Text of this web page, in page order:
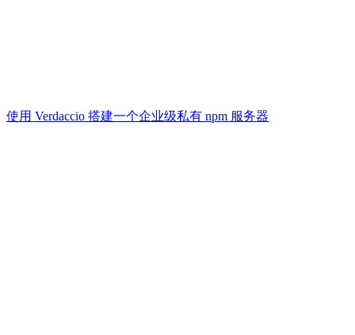
使用 Verdaccio 搭建一个企业级私有 npm 服务器